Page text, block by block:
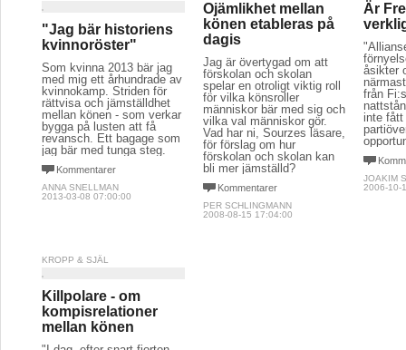
"Jag bär historiens
kvinnoröster"
Som kvinna 2013 bär jag
med mig ett århundrade av
kvinnokamp. Striden för
rättvisa och jämställdhet
mellan könen - som verkar
bygga på lusten att få
revansch. Ett bagage som
jag bär med tunga steg.
Kommentarer
ANNA SNELLMAN
2013-03-08 07:00:00
Ojämlikhet mellan
könen etableras på
dagis
Jag är övertygad om att
förskolan och skolan
spelar en otroligt viktig roll
för vilka könsroller
människor bär med sig och
vilka val människor gör.
Vad har ni, Sourzes läsare,
för förslag om hur
förskolan och skolan kan
bli mer jämställd?
Kommentarer
PER SCHLINGMANN
2008-08-15 17:04:00
Är
åsikter
från
inte
JOAKIM
2006-10-
KROPP & SJÄL
Killpolare - om
kompisrelationer
mellan könen